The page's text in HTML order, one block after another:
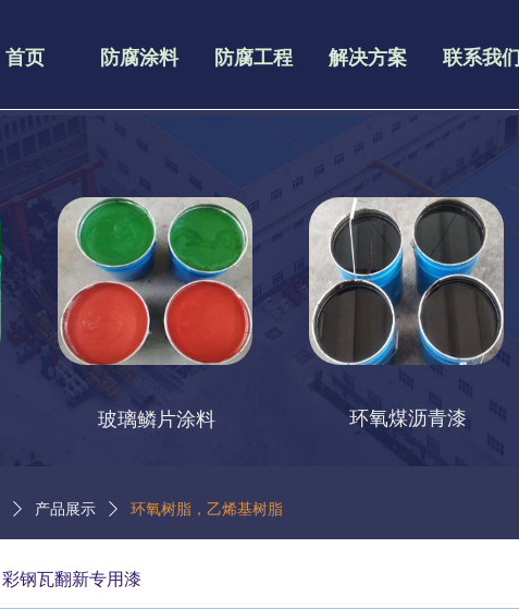
首页 防腐涂料 防腐工程 解决方案 联系我们
玻璃鳞片涂料 环氧煤沥青漆
ꄲ 产品展示 ꄲ 环氧树脂，乙烯基树脂
彩钢瓦翻新专用漆